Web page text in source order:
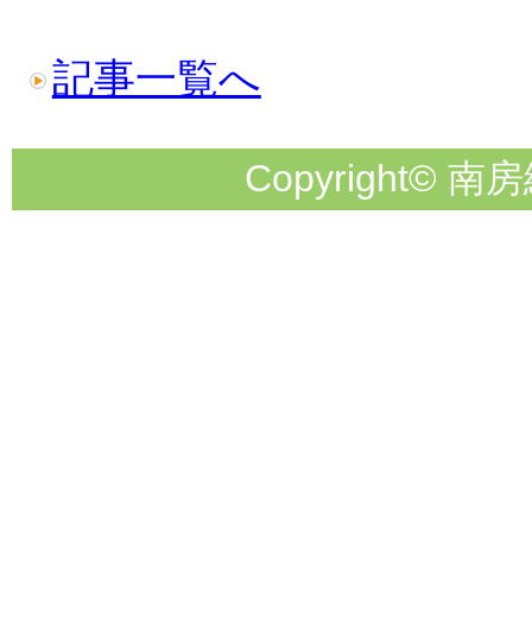
記事一覧へ
Copyright© 南